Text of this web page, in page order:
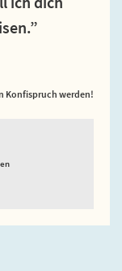
Konfispruch werden!